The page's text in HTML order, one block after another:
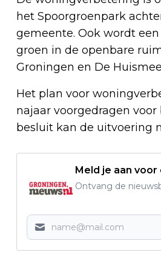
het Spoorgroenpark
gemeente. Ook wordt
groen in de openbare
Groningen en De
Het plan voor
najaar voorgedragen
besluit kan de uitvoering
Meld je aan
Ontvang de